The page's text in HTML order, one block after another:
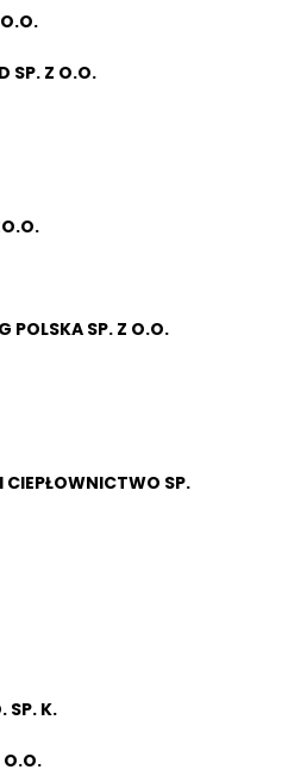
SP. Z O.O.
POLSKA SP. Z O.O.
CIEPŁOWNICTWO SP.
SP. K.
O.O.